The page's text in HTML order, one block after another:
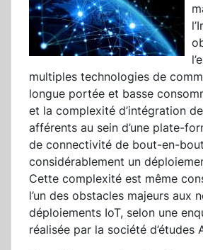
multiples technologies de
longue portée et basse
et la complexité d’intégration
afférents au sein d’une plate-
de connectivité de bout-en-
considérablement un
Cette complexité est même
l’un des obstacles majeurs aux
déploiements IoT, selon une
réalisée par la société d’études